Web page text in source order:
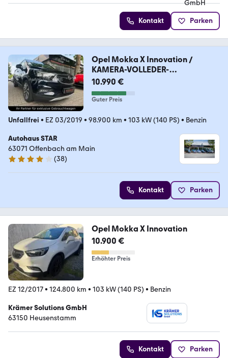
Kontakt Parken
Opel Mokka X Innovation /
KAMERA-VOLLEDER-
START/STOPP
10.990 €
Guter Preis
Unfallfrei • EZ 03/2019 • 98.900 km • 103 kW (140 PS) • Benzin
Autohaus STAR
63071 Offenbach am Main
3.8 Sterne
(38)
Kontakt Parken
Opel Mokka X Innovation
10.900 €
Erhöhter Preis
EZ 12/2017• 124.800 km • 103 kW (140 PS) • Benzin
Krämer Solutions GmbH
63150 Heusenstamm
Kontakt Parken